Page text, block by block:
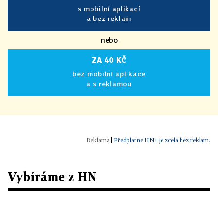
s mobilní aplikací
a bez reklam
nebo
ZA 40 KČ
bez mobilní aplikace
a s reklamou
Předplatné HN+ je zcela bez reklam.
Vybíráme z HN